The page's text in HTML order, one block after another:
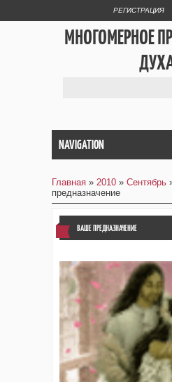
РЕГИСТРАЦИЯ
МНОГОМЕРНОЕ
NAVIGATION
Главная » 2010 » Сентябрь
предназначение
ВАШЕ ПРЕДНАЗНАЧЕНИЕ